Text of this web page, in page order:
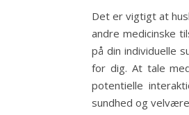
Det er vigtigt at
andre medicinske
på din individuelle
for dig. At tale
potentielle
sundhed og